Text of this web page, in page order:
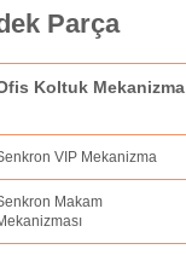
Parça
Koltuk Mekanizma
VIP Mekanizma
Makam